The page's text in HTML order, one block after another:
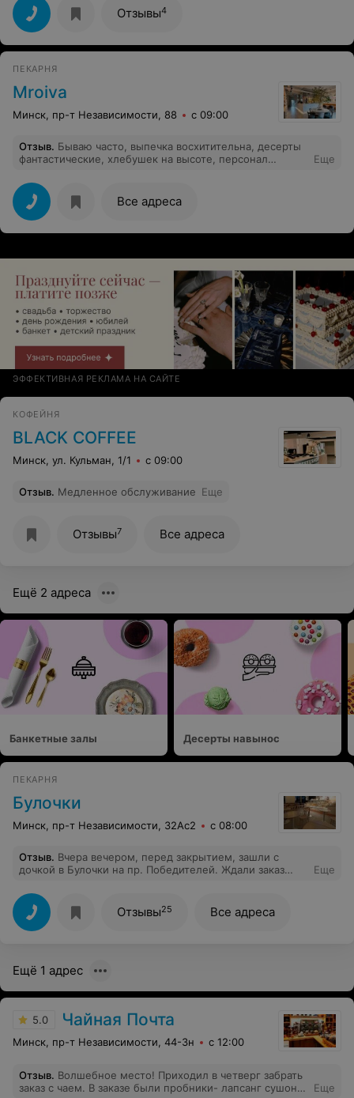
спросила у официанта где обещанный комплимент, он
нагло мне ответил - много посетителей. Тартар тоже
не произвел впечатления. Поблизости полно
заведений с отличным обслуживанием и приличной
встречала. Кондиционера в заведении нет!
Отзывы4
ПЕКАРНЯ
Mroiva
Минск, пр-т Независимости, 88 с 09:00
Отзыв. Бываю часто, выпечка восхитительна, десерты
фантастические, хлебушек на высоте, персонал
Еще
Все адреса
ЭФФЕКТИВНАЯ РЕКЛАМА НА САЙТЕ
КОФЕЙНЯ
BLACK COFFEE
Минск, ул. Кульман, 1/1 с 09:00
Отзыв. Медленное обслуживание Еще
Отзывы7 Все адреса
Ещё 2 адреса
Банкетные залы Десерты навынос
ПЕКАРНЯ
Булочки
Минск, пр-т Независимости, 32Ас2 с 08:00
Отзыв. Вчера вечером, перед закрытием, зашли с
дочкой в Булочки на пр. Победителей. Ждали заказ
молочные коктейли были жидкие, не взбитые,
консистенция молока. Очень жаль. Испортилось место
...
Еще
Отзывы25 Все адреса
Ещё 1 адрес
5.0 Чайная Почта
Минск, пр-т Независимости, 44-3н с 12:00
Отзыв. Волшебное место! Приходил в четверг забрать
заказ с чаем. В заказе были пробники- лапсанг сушонг
Еще